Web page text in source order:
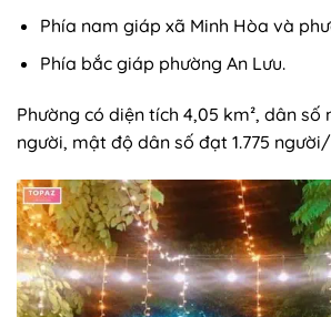
Phía nam giáp xã Minh Hòa và
Phía bắc giáp phường An Lưu.
Phường có diện tích 4,05 km², dân số
người, mật độ dân số đạt 1.775